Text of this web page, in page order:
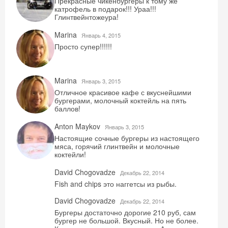
катрофель в подарок!!! Ураа!!!
Глинтвейнтожеура!
Marina
Январь 4, 2015
Просто супер!!!!!!
Marina Январь 3, 2015
Отличное красивое кафе с вкуснейшими
бургерами, молочный коктейль на пять
баллов!
Anton Maykov
Январь 3, 2015
Настоящие сочные бургеры из настоящего
мяса, горячий глинтвейн и молочные
коктейли!
David Chogovadze
Декабрь 22, 2014
Fish and chips это наггетсы из рыбы.
David Chogovadze
Декабрь 22, 2014
Бургеры достаточно дорогие 210 руб, сам
бургер не большой. Вкусный. Но не более.